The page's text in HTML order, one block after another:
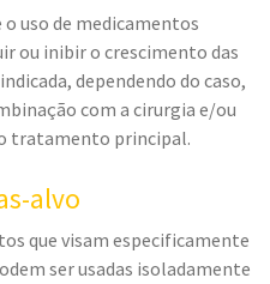
uso de medicamentos
ou inibir o crescimento das
dependendo do caso,
com a cirurgia e/ou
tratamento principal.
alvo
que visam especificamente
ser usadas isoladamente